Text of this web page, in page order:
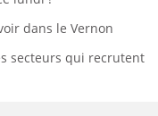
dans le Vernon
secteurs qui recrutent